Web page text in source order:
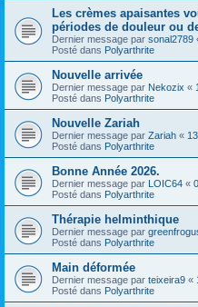
Les crèmes apaisantes
périodes de douleur ou
Dernier message par sonal2789
Posté dans Polyarthrite
Nouvelle arrivée
Dernier message par Nekozix «
Posté dans Polyarthrite
Nouvelle Zariah
Dernier message par Zariah «
Posté dans Polyarthrite
Bonne Année 2026.
Dernier message par LOIC64 «
Posté dans Polyarthrite
Thérapie helminthique
Dernier message par
Posté dans Polyarthrite
Main déformée
Dernier message par teixeira9 «
Posté dans Polyarthrite